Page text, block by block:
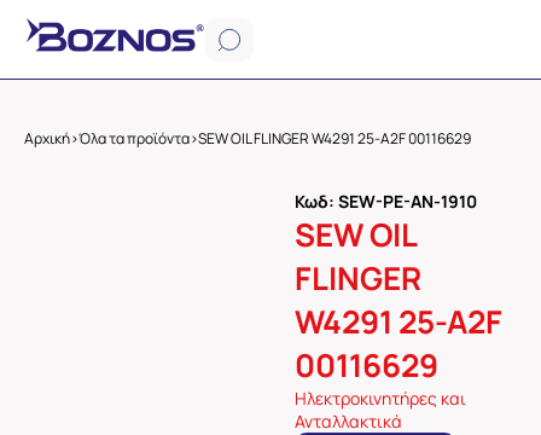
Αρχική>Όλα τα προϊόντα>SEW OIL FLINGER W4291 25-A2F 00116629
Κωδ: SEW-PE-AN-1910
SEW OIL
FLINGER
W4291 25-A2F
00116629
Ηλεκτροκινητήρες και
Ανταλλακτικά